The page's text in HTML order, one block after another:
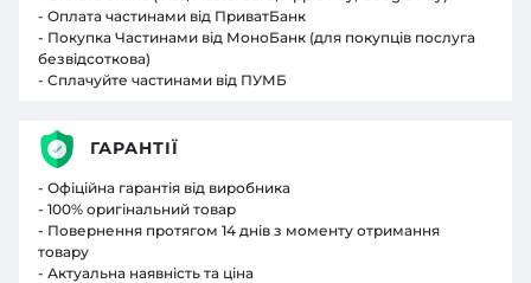
- Оплата частинами від ПриватБанк
- Покупка Частинами від МоноБанк (для покупців послуга
безвідсоткова)
- Сплачуйте частинами від ПУМБ
ГАРАНТІЇ
- Офіційна гарантія від виробника
- 100% оригінальний товар
- Повернення протягом 14 днів з моменту отримання
товару
- Актуальна наявність та ціна